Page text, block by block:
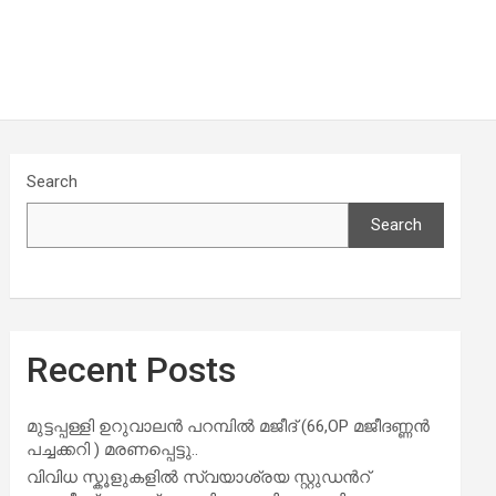
Search
Search
Recent Posts
മുട്ടപ്പള്ളി ഉറുവാലൻ പറമ്പിൽ മജീദ് (66,OP മജീദണ്ണൻ
പച്ചക്കറി ) മരണപ്പെട്ടു..
വിവിധ സ്കൂളുകളില്‍ സ്വയാശ്രയ സ്റ്റുഡന്‍റ്